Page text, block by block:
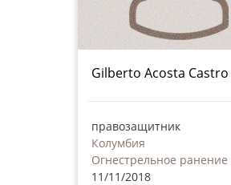
Gilberto Acosta Castro
правозащитник
Колумбия
Огнестрельное ранение
11/11/2018